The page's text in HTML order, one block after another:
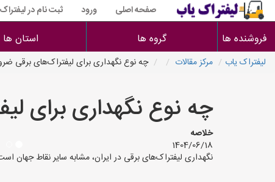
صفحه اصلی ورود ثبت نام در
فروشنده ها گروه ها استان ها
لیفتراک یاب مرکز مقالات چه نوع نگهداری برای لیفتراک‌های برقی
چه نوع نگهداری برای
خلاصه
1404/06/18
نگهداری لیفتراک‌های برقی در ایران، مشابه سایر نقاط جهان